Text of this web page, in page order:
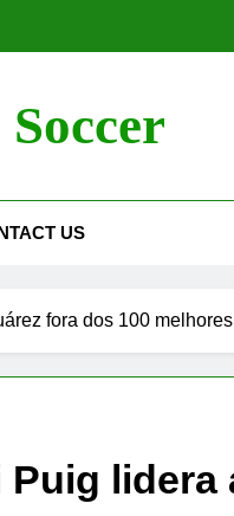
US
fora dos 100 melhores
lidera